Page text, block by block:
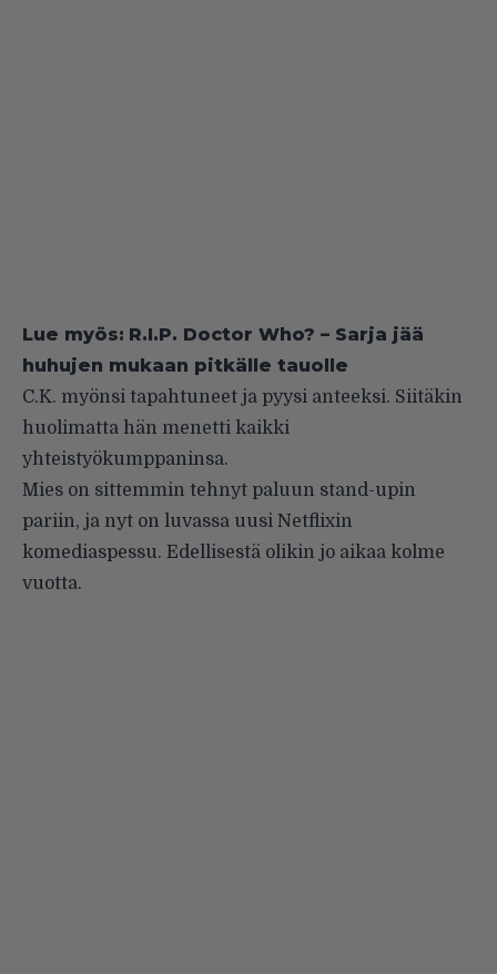
Lue myös: R.I.P. Doctor Who? – Sarja jää
huhujen mukaan pitkälle tauolle
C.K. myönsi tapahtuneet ja pyysi anteeksi. Siitäkin
huolimatta hän menetti kaikki
yhteistyökumppaninsa.
Mies on sittemmin tehnyt paluun stand-upin
pariin, ja nyt on luvassa uusi Netflixin
komediaspessu. Edellisestä olikin jo aikaa kolme
vuotta.